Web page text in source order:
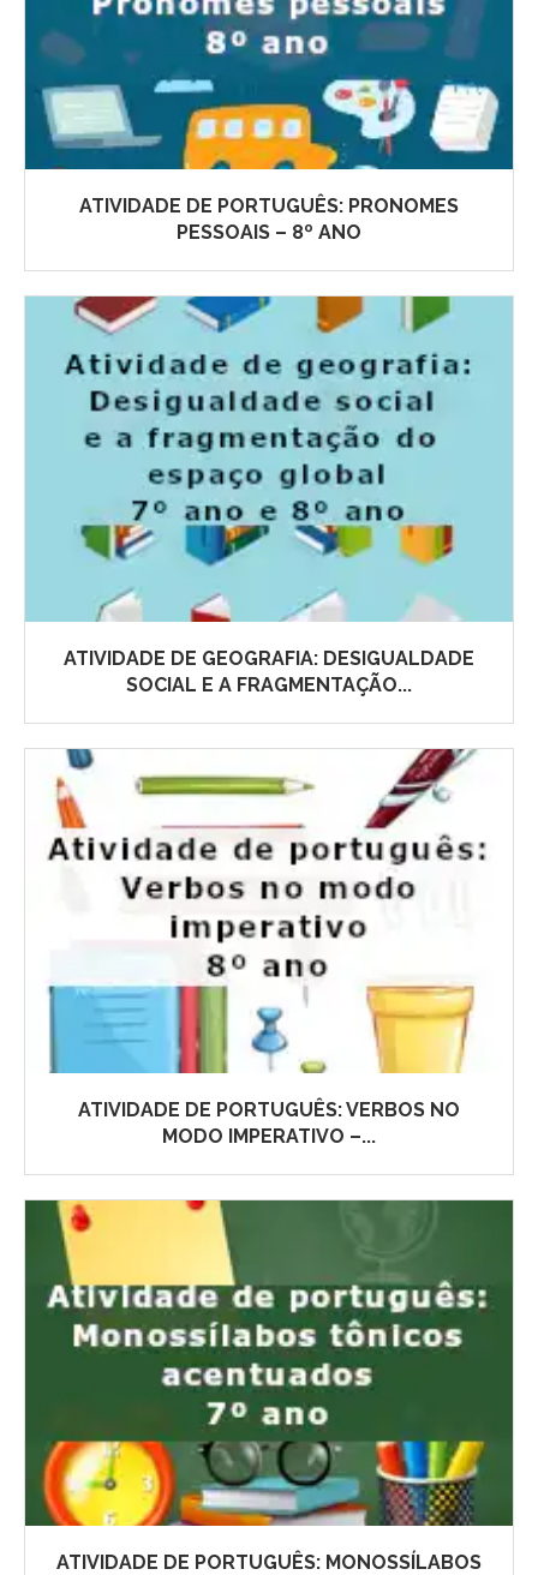
ATIVIDADE DE PORTUGUÊS: PRONOMES
PESSOAIS – 8º ANO
ATIVIDADE DE GEOGRAFIA: DESIGUALDADE
SOCIAL E A FRAGMENTAÇÃO...
ATIVIDADE DE PORTUGUÊS: VERBOS NO
MODO IMPERATIVO –...
ATIVIDADE DE PORTUGUÊS: MONOSSÍLABOS